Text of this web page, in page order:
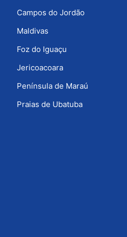
Campos do Jordão
Maldivas
Foz do Iguaçu
Jericoacoara
Península de Maraú
Praias de Ubatuba